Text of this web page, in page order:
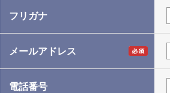
フリガナ
メールアドレス
電話番号